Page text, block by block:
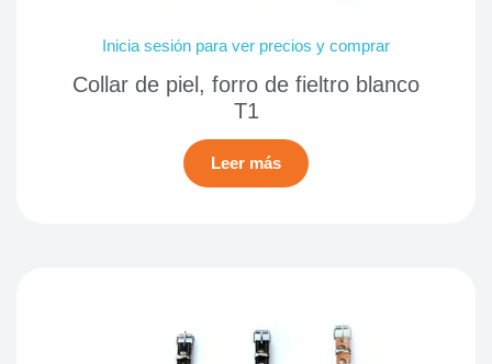
Inicia sesión para ver precios y comprar
Collar de piel, forro de fieltro blanco
T1
Leer más